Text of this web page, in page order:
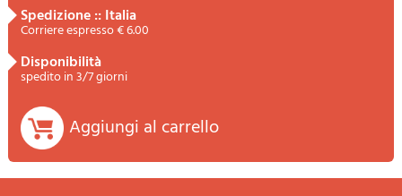
spedizione :: Italia
Corriere espresso € 6.00
disponibilità
spedito in 3/7 giorni
Aggiungi al carrello